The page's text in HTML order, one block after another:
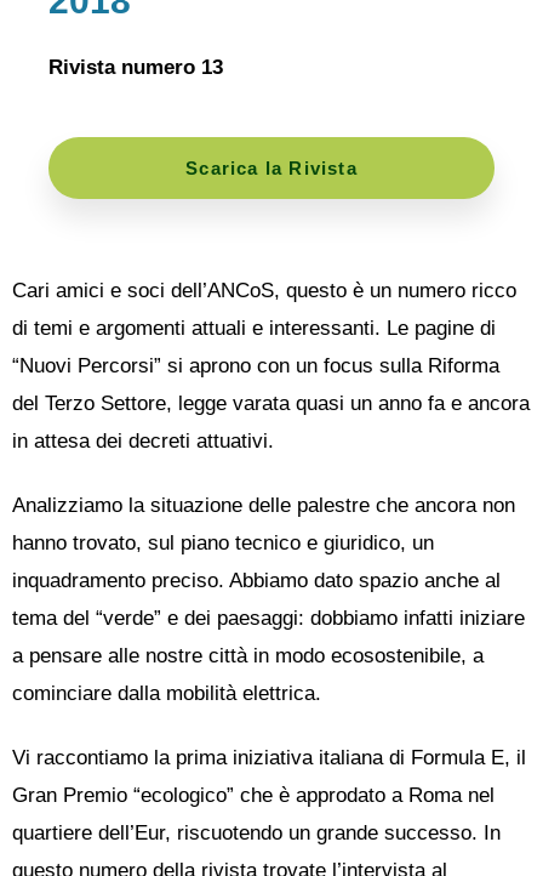
Rivista numero 13
Scarica la Rivista
Cari amici e soci dell’ANCoS, questo è un numero ricco
di temi e argomenti attuali e interessanti. Le pagine di
“Nuovi Percorsi” si aprono con un focus sulla Riforma
del Terzo Settore, legge varata quasi un anno fa e ancora
in attesa dei decreti attuativi.
Analizziamo la situazione delle palestre che ancora non
hanno trovato, sul piano tecnico e giuridico, un
inquadramento preciso. Abbiamo dato spazio anche al
tema del “verde” e dei paesaggi: dobbiamo infatti iniziare
a pensare alle nostre città in modo ecosostenibile, a
cominciare dalla mobilità elettrica.
Vi raccontiamo la prima iniziativa italiana di Formula E, il
Gran Premio “ecologico” che è approdato a Roma nel
quartiere dell’Eur, riscuotendo un grande successo. In
questo numero della rivista trovate l’intervista al